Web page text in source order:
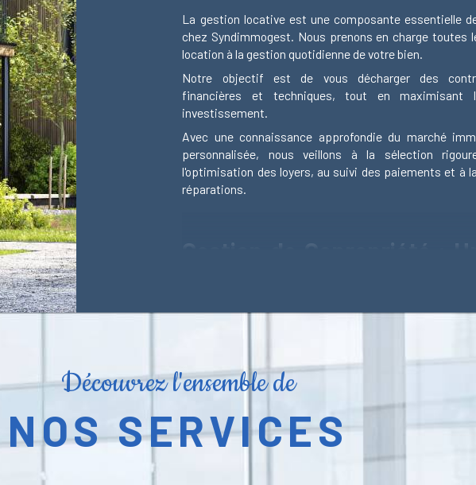
La gestion locative est une composante essentielle
chez Syndimmogest. Nous prenons en charge toutes
location à la gestion quotidienne de votre bien.
Notre objectif est de vous décharger des
financières et techniques, tout en maximisant
investissement.
Avec une connaissance approfondie du marché
personnalisée, nous veillons à la sélection
l'optimisation des loyers, au suivi des paiements et à
réparations.
Gestion de Copropriété :
spécialisée dans tous les aspects de la gestion
service exceptionnel et sur mesure. Que ce soit
administrative ou technique de votre copropriété,
assurer une gestion sereine et efficace.
Syndic de Copropriété :
Découvrez l'ensemble de
NOS SERVICES